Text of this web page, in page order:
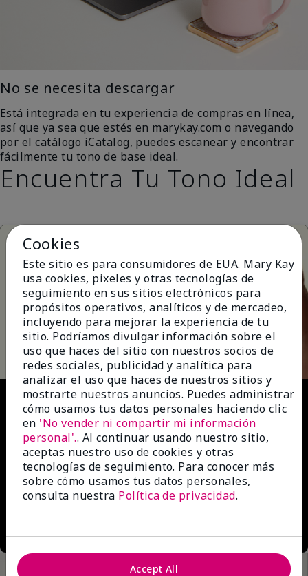
No se necesita descargar
Está integrada en tu experiencia de compras en línea,
así que ya sea que estés en marykay.com o navegando
por el catálogo iCatalog, puedes escanear y encontrar
fácilmente tu tono de base ideal.
Encuentra Tu Tono Ideal
Play
Video
Cookies
Este sitio es para consumidores de EUA. Mary Kay
usa cookies, pixeles y otras tecnologías de
seguimiento en sus sitios electrónicos para
propósitos operativos, analíticos y de mercadeo,
incluyendo para mejorar la experiencia de tu
sitio. Podríamos divulgar información sobre el
uso que haces del sitio con nuestros socios de
redes sociales, publicidad y analítica para
analizar el uso que haces de nuestros sitios y
mostrarte nuestros anuncios. Puedes administrar
cómo usamos tus datos personales haciendo clic
en 'No vender ni compartir mi información
personal'.. Al continuar usando nuestro sitio,
aceptas nuestro uso de cookies y otras
tecnologías de seguimiento. Para conocer más
sobre cómo usamos tus datos personales,
consulta nuestra Política de privacidad.
Accept All